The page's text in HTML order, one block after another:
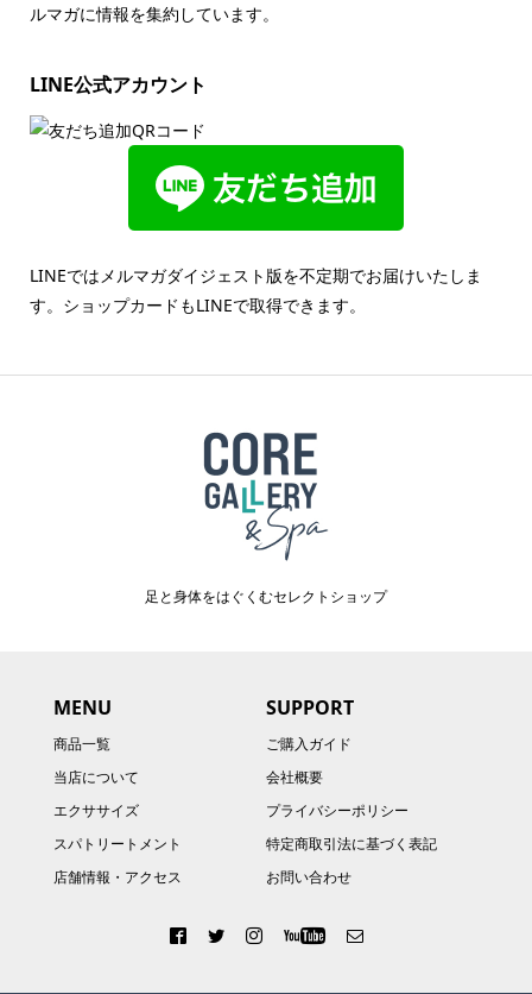
ルマガに情報を集約しています。
LINE公式アカウント
LINEではメルマガダイジェスト版を不定期でお届けいたしま
す。ショップカードもLINEで取得できます。
足と身体をはぐくむセレクトショップ
MENU
商品一覧
当店について
エクササイズ
スパトリートメント
店舗情報・アクセス
SUPPORT
ご購入ガイド
会社概要
プライバシーポリシー
特定商取引法に基づく表記
お問い合わせ